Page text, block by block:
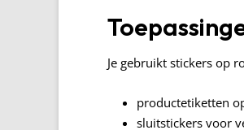
Je gebruikt stickers op
productetiketten
sluitstickers voor